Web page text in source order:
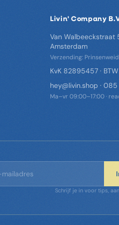
Livin' Company
Van Walbeeckstraat
Amsterdam
Verzending:
KvK 82895457 ·
hey@livin.shop · 085
Ma–vr 09:00–17:00 ·
Schrijf je in voor tips,